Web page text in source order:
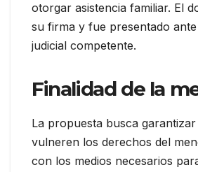
otorgar asistencia familiar. El
su firma y fue presentado
judicial competente.
Finalidad de la
La propuesta busca
vulneren los derechos del
con los medios necesarios